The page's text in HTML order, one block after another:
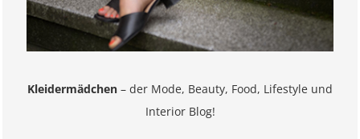
Kleidermädchen – der Mode, Beauty, Food, Lifestyle und
Interior Blog!